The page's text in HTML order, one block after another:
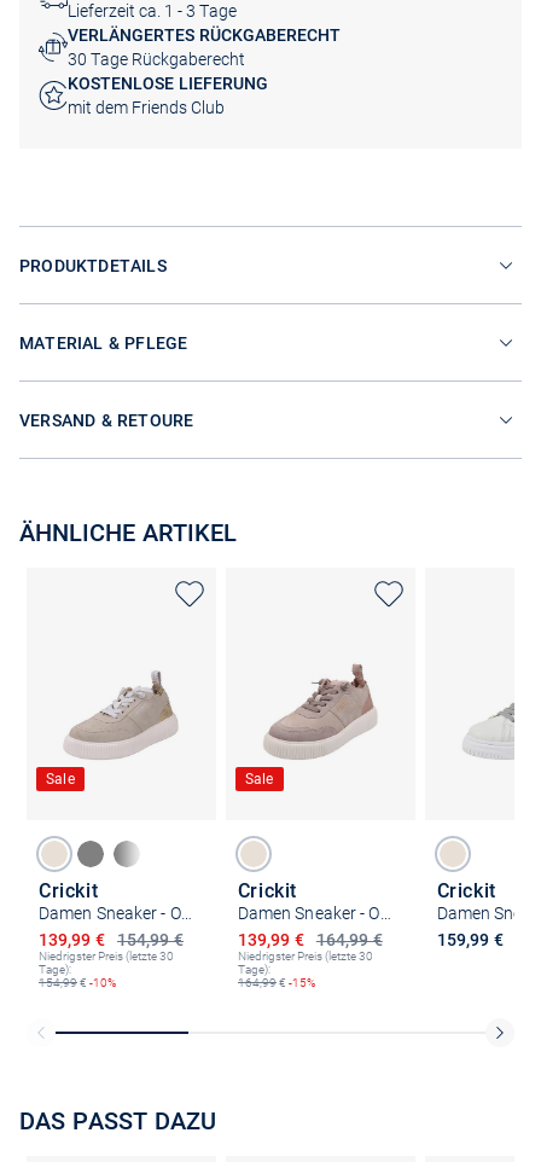
Lieferzeit ca. 1 - 3 Tage
VERLÄNGERTES RÜCKGABERECHT
30 Tage Rückgaberecht
KOSTENLOSE LIEFERUNG
mit dem Friends Club
PRODUKTDETAILS
MATERIAL & PFLEGE
VERSAND & RETOURE
ÄHNLICHE ARTIKEL
Sale
Crickit
Damen Sneaker - OAKLI
154,99 €
Ermäßigter Preis
139,99 €
Niedrigster Preis (letzte 30
Tage):
154,99€ -10%
Sale
Crickit
164,99 €
Ermäßigter Preis
139,99 €
Niedrigster Preis (letzte 30
Tage):
164,99€ -15%
Crickit
159,99 €
DAS PASST DAZU